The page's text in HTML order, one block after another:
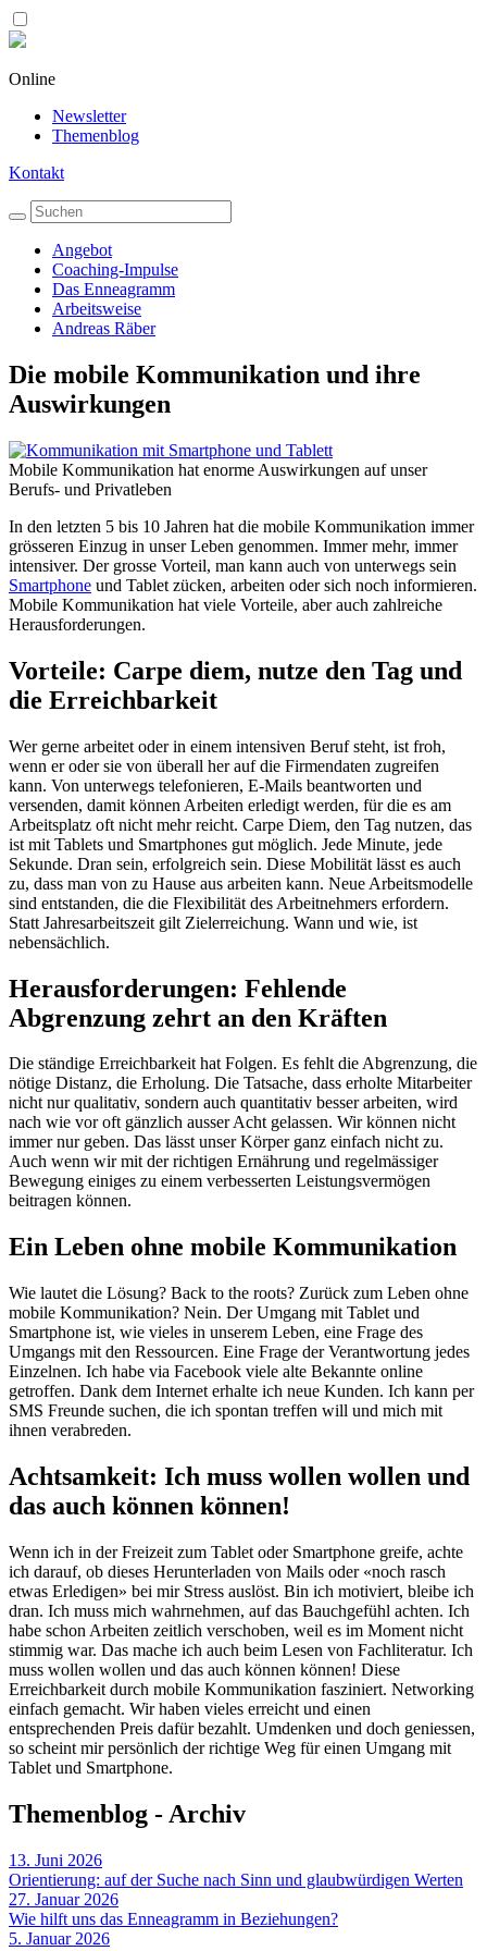
Online
Newsletter
Themenblog
Kontakt
Angebot
Coaching-Impulse
Das Enneagramm
Arbeitsweise
Andreas Räber
Die mobile Kommunikation und ihre
Auswirkungen
Mobile Kommunikation hat enorme Auswirkungen auf unser
Berufs- und Privatleben
In den letzten 5 bis 10 Jahren hat die mobile Kommunikation immer
grösseren Einzug in unser Leben genommen. Immer mehr, immer
intensiver. Der grosse Vorteil, man kann auch von unterwegs sein
Smartphone und Tablet zücken, arbeiten oder sich noch informieren.
Mobile Kommunikation hat viele Vorteile, aber auch zahlreiche
Herausforderungen.
Vorteile: Carpe diem, nutze den Tag und
die Erreichbarkeit
Wer gerne arbeitet oder in einem intensiven Beruf steht, ist froh,
wenn er oder sie von überall her auf die Firmendaten zugreifen
kann. Von unterwegs telefonieren, E-Mails beantworten und
versenden, damit können Arbeiten erledigt werden, für die es am
Arbeitsplatz oft nicht mehr reicht. Carpe Diem, den Tag nutzen, das
ist mit Tablets und Smartphones gut möglich. Jede Minute, jede
Sekunde. Dran sein, erfolgreich sein. Diese Mobilität lässt es auch
zu, dass man von zu Hause aus arbeiten kann. Neue Arbeitsmodelle
sind entstanden, die die Flexibilität des Arbeitnehmers erfordern.
Statt Jahresarbeitszeit gilt Zielerreichung. Wann und wie, ist
nebensächlich.
Herausforderungen: Fehlende
Abgrenzung zehrt an den Kräften
Die ständige Erreichbarkeit hat Folgen. Es fehlt die Abgrenzung, die
nötige Distanz, die Erholung. Die Tatsache, dass erholte Mitarbeiter
nicht nur qualitativ, sondern auch quantitativ besser arbeiten, wird
nach wie vor oft gänzlich ausser Acht gelassen. Wir können nicht
immer nur geben. Das lässt unser Körper ganz einfach nicht zu.
Auch wenn wir mit der richtigen Ernährung und regelmässiger
Bewegung einiges zu einem verbesserten Leistungsvermögen
beitragen können.
Ein Leben ohne mobile Kommunikation
Wie lautet die Lösung? Back to the roots? Zurück zum Leben ohne
mobile Kommunikation? Nein. Der Umgang mit Tablet und
Smartphone ist, wie vieles in unserem Leben, eine Frage des
Umgangs mit den Ressourcen. Eine Frage der Verantwortung jedes
Einzelnen. Ich habe via Facebook viele alte Bekannte online
getroffen. Dank dem Internet erhalte ich neue Kunden. Ich kann per
SMS Freunde suchen, die ich spontan treffen will und mich mit
ihnen verabreden.
Achtsamkeit: Ich muss wollen wollen und
das auch können können!
Wenn ich in der Freizeit zum Tablet oder Smartphone greife, achte
ich darauf, ob dieses Herunterladen von Mails oder «noch rasch
etwas Erledigen» bei mir Stress auslöst. Bin ich motiviert, bleibe ich
dran. Ich muss mich wahrnehmen, auf das Bauchgefühl achten. Ich
habe schon Arbeiten zeitlich verschoben, weil es im Moment nicht
stimmig war. Das mache ich auch beim Lesen von Fachliteratur. Ich
muss wollen wollen und das auch können können! Diese
Erreichbarkeit durch mobile Kommunikation fasziniert. Networking
einfach gemacht. Wir haben vieles erreicht und einen
entsprechenden Preis dafür bezahlt. Umdenken und doch geniessen,
so scheint mir persönlich der richtige Weg für einen Umgang mit
Tablet und Smartphone.
Themenblog - Archiv
13. Juni 2026
Orientierung: auf der Suche nach Sinn und glaubwürdigen Werten
27. Januar 2026
Wie hilft uns das Enneagramm in Beziehungen?
5. Januar 2026